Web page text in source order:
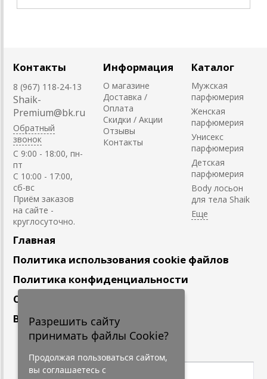
Контакты
8 (967) 118-24-13
Shaik-
Premium@bk.ru
Обратный
звонок
C 9:00 - 18:00, пн-
пт
С 10:00 - 17:00,
сб-вс
Приём заказов
на сайте -
круглосуточно.
Информация
О магазине
Доставка /
Оплата
Скидки / Акции
Отзывы
Контакты
Каталог
Мужская
парфюмерия
Женская
парфюмерия
Унисекс
парфюмерия
Детская
парфюмерия
Body лосьон
для тела Shaik
Главная
Политика использования cookie файлов
Политика конфиденциальности
Сотрудничество
Вакансии
Подпишитесь
Разрешить сайту
принимать файлы Cookie?
Продолжая пользоваться сайтом,
вы соглашаетесь с